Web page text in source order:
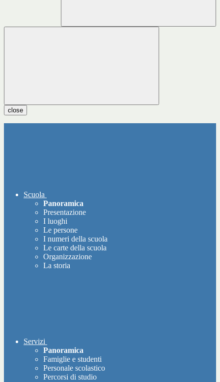
close
Scuola
Panoramica
Presentazione
I luoghi
Le persone
I numeri della scuola
Le carte della scuola
Organizzazione
La storia
Servizi
Panoramica
Famiglie e studenti
Personale scolastico
Percorsi di studio